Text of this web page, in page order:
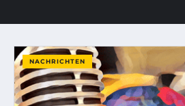
NACHRICHTEN